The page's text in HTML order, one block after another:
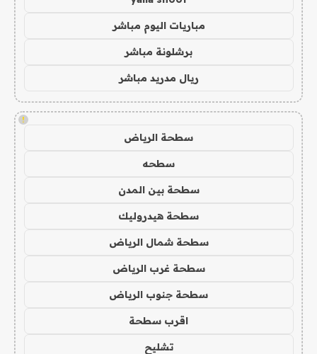
مباريات اليوم مباشر
برشلونة مباشر
ريال مدريد مباشر
!
سطحة الرياض
سطحه
سطحة بين المدن
سطحة هيدروليك
سطحة شمال الرياض
سطحة غرب الرياض
سطحة جنوب الرياض
اقرب سطحة
تشليح